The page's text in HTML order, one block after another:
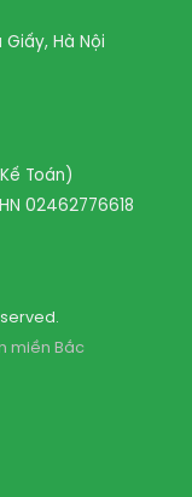
Giấy, Hà Nội
Toán)
02462776618
miền Bắc